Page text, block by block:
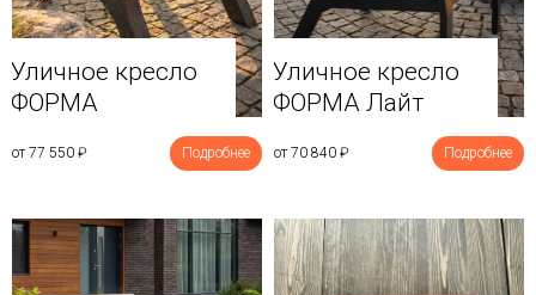
Уличное кресло
ФОРМА
от 77 550 ₽ Подробнее
Уличное кресло
ФОРМА Лайт
от 70 840 ₽ Подробнее